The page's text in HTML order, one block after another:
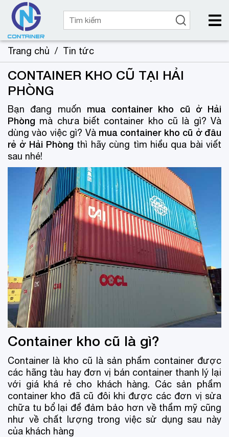
Trang chủ / Tin tức
CONTAINER KHO CŨ TẠI HẢI
PHÒNG
Bạn đang muốn mua container kho cũ ở Hải
Phòng mà chưa biết container kho cũ là gì? Và
dùng vào việc gì? Và mua container kho cũ ở đâu
rẻ ở Hải Phòng thì hãy cùng tìm hiểu qua bài viết
sau nhé!
Container kho cũ là gì?
Container là kho cũ là sản phẩm container được
các hãng tàu hay đơn vị bán container thanh lý lại
với giá khá rẻ cho khách hàng. Các sản phẩm
container kho đã cũ đôi khi được các đơn vị sửa
chữa tu bổ lại để đảm bảo hơn về thẩm mỹ cũng
như về chất lượng trong việc sử dụng sau này
của khách hàng